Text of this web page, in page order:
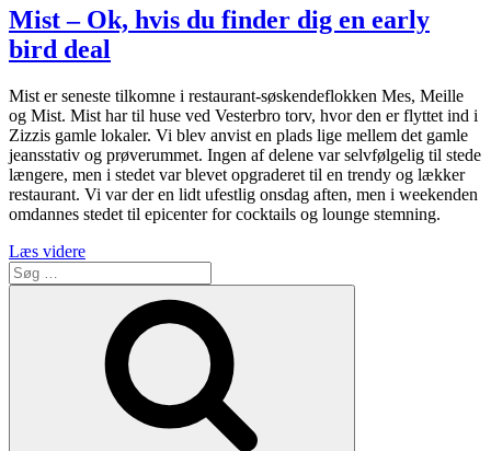
lækre
storesøster
på
Torv”
Mist – Ok, hvis du finder dig en early
bird deal
Mist er seneste tilkomne i restaurant-søskendeflokken Mes, Meille
og Mist. Mist har til huse ved Vesterbro torv, hvor den er flyttet ind i
Zizzis gamle lokaler. Vi blev anvist en plads lige mellem det gamle
jeansstativ og prøverummet. Ingen af delene var selvfølgelig til stede
længere, men i stedet var blevet opgraderet til en trendy og lækker
restaurant. Vi var der en lidt ufestlig onsdag aften, men i weekenden
omdannes stedet til epicenter for cocktails og lounge stemning.
Læs videre“Mist
Ok,
finder
dig
early
Søg
efter: